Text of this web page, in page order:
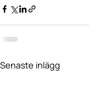
Senaste inlägg